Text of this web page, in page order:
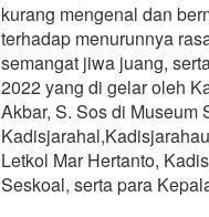
kurang mengenal dan
terhadap menurunnya
semangat jiwa juang,
2022 yang di gelar oleh
Akbar, S. Sos di
Letkol Mar Hertanto,
Seskoal, serta para